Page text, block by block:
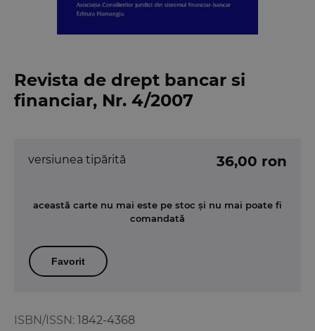
Revista de drept bancar si
financiar, Nr. 4/2007
ISBN/ISSN: 1842-4368
versiunea tipărită 36,00 ron
această carte nu mai este pe stoc și nu mai poate fi
comandată
Favorit